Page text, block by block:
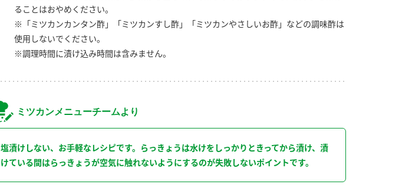
ることはおやめください。
※「ミツカンカンタン酢」「ミツカンすし酢」「ミツカンやさしいお酢」などの調味酢は
使用しないでください。
※調理時間に漬け込み時間は含みません。
ミツカンメニューチームより
塩漬けしない、お手軽なレシピです。らっきょうは水けをしっかりときってから漬け、漬
けている間はらっきょうが空気に触れないようにするのが失敗しないポイントです。